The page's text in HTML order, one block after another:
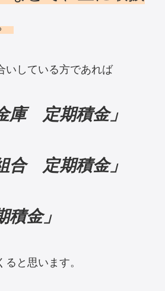
いしている方であれば
庫 定期積金」
合 定期積金」
金」
と思います。